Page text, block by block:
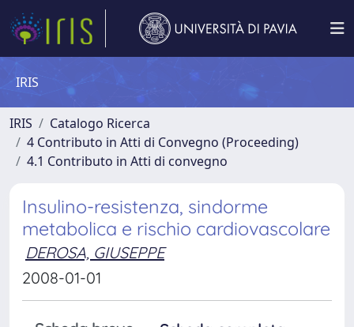
IRIS
IRIS
Catalogo Ricerca
4 Contributo in Atti di Convegno (Proceeding)
4.1 Contributo in Atti di convegno
Insulino-resistenza, sindorme
metabolica e rischio cardiovascolare
DEROSA, GIUSEPPE
2008-01-01